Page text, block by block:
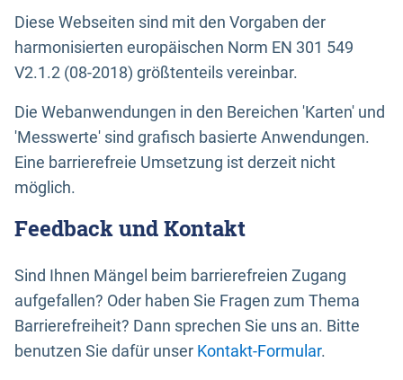
Diese Webseiten sind mit den Vorgaben der
harmonisierten europäischen Norm EN 301 549
V2.1.2 (08-2018) größtenteils vereinbar.
Die Webanwendungen in den Bereichen 'Karten' und
'Messwerte' sind grafisch basierte Anwendungen.
Eine barrierefreie Umsetzung ist derzeit nicht
möglich.
Feedback und Kontakt
Sind Ihnen Mängel beim barrierefreien Zugang
aufgefallen? Oder haben Sie Fragen zum Thema
Barrierefreiheit? Dann sprechen Sie uns an. Bitte
benutzen Sie dafür unser Kontakt-Formular.